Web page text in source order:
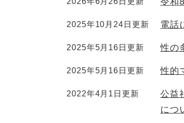
2025年10月24日更新 電話
2025年5月16日更新 性の
2025年5月16日更新 性的
2022年4月1日更新
公益
につ